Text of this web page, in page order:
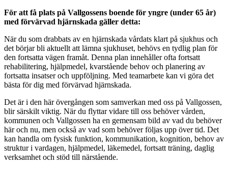
För att få plats på Vallgossens boende för yngre (under 65 år)
med förvärvad hjärnskada gäller detta:
När du som drabbats av en hjärnskada vårdats klart på sjukhus och
det börjar bli aktuellt att lämna sjukhuset, behövs en tydlig plan för
den fortsatta vägen framåt. Denna plan innehåller ofta fortsatt
rehabilitering, hjälpmedel, kvarstående behov och planering av
fortsatta insatser och uppföljning. Med teamarbete kan vi göra det
bästa för dig med förvärvad hjärnskada.
Det är i den här övergången som samverkan med oss på Vallgossen,
blir särskilt viktig. När du flyttar vidare till oss behöver vården,
kommunen och Vallgossen ha en gemensam bild av vad du behöver
här och nu, men också av vad som behöver följas upp över tid. Det
kan handla om fysisk funktion, kommunikation, kognition, behov av
struktur i vardagen, hjälpmedel, läkemedel, fortsatt träning, daglig
verksamhet och stöd till närstående.